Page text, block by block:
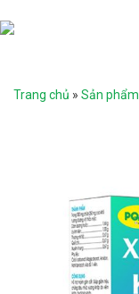
Trang chủ » Sản phẩm